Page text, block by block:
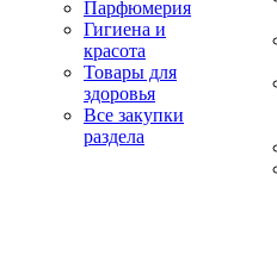
Парфюмерия
Гигиена и
красота
Товары для
здоровья
Все закупки
раздела